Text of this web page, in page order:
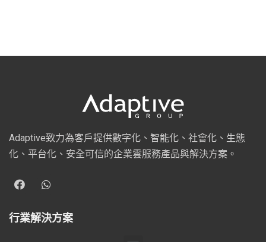
Adaptive致力為客戶提供數字化、智能化、社會化、生態
化、平台化、安全可信的企業雲服務產品與解決方案。
行業解決方案